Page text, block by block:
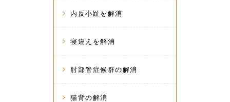
内反小趾を解消
寝違えを解消
肘部管症候群の解消
猫背の解消